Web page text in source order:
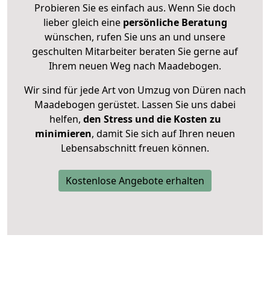
Probieren Sie es einfach aus. Wenn Sie doch
lieber gleich eine persönliche Beratung
wünschen, rufen Sie uns an und unsere
geschulten Mitarbeiter beraten Sie gerne auf
Ihrem neuen Weg nach Maadebogen.
Wir sind für jede Art von Umzug von Düren nach
Maadebogen gerüstet. Lassen Sie uns dabei
helfen, den Stress und die Kosten zu
minimieren, damit Sie sich auf Ihren neuen
Lebensabschnitt freuen können.
Kostenlose Angebote erhalten